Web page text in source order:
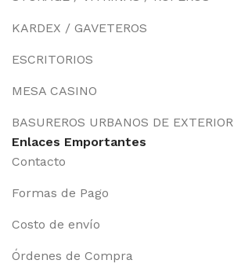
KARDEX / GAVETEROS
ESCRITORIOS
MESA CASINO
BASUREROS URBANOS DE EXTERIOR
Enlaces Emportantes
Contacto
Formas de Pago
Costo de envío
Órdenes de Compra